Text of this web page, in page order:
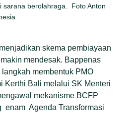
sarana berolahraga. Foto Anton
skema pembiayaan
mendesak. Bappenas
membentuk PMO
Kerthi Bali melalui SK Menteri
mekanisme BCFP
enam Agenda Transformasi